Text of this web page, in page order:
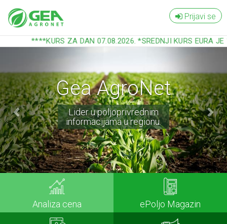
Prijavi se
****KURS ZA DAN 07.08.2026. *SREDNJI KURS EURA
Gea AgroNet
Lider u poljoprivrednim
informacijama u regionu.
Analiza cena ePoljo Magazin